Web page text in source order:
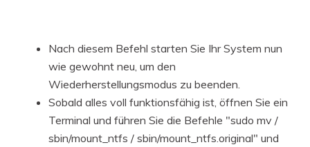
Nach diesem Befehl starten Sie Ihr System nun
wie gewohnt neu, um den
Wiederherstellungsmodus zu beenden.
Sobald alles voll funktionsfähig ist, öffnen Sie ein
Terminal und führen Sie die Befehle "sudo mv /
sbin/mount_ntfs / sbin/mount_ntfs.original" und